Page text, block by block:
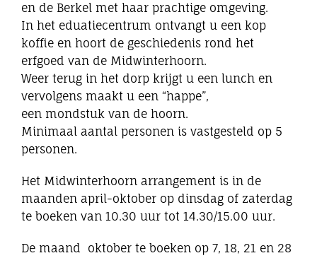
en de Berkel met haar prachtige omgeving.
In het eduatiecentrum ontvangt u een kop
koffie en hoort de geschiedenis rond het
erfgoed van de Midwinterhoorn.
Weer terug in het dorp krijgt u een lunch en
vervolgens maakt u een “happe”,
een mondstuk van de hoorn.
Minimaal aantal personen is vastgesteld op 5
personen.
Het Midwinterhoorn arrangement is in de
maanden april-oktober op dinsdag of zaterdag
te boeken van 10.30 uur tot 14.30/15.00 uur.
De maand oktober te boeken op 7, 18, 21 en 28